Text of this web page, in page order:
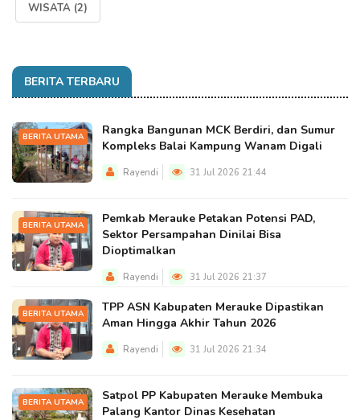
WISATA (2)
BERITA TERBARU
BERITA UTAMA
Rangka Bangunan MCK Berdiri, dan Sumur
Kompleks Balai Kampung Wanam Digali
Rayendi 31 Jul 2026 21:44
BERITA UTAMA
Pemkab Merauke Petakan Potensi PAD,
Sektor Persampahan Dinilai Bisa
Dioptimalkan
Rayendi 31 Jul 2026 21:37
BERITA UTAMA
TPP ASN Kabupaten Merauke Dipastikan
Aman Hingga Akhir Tahun 2026
Rayendi 31 Jul 2026 21:34
BERITA UTAMA
Satpol PP Kabupaten Merauke Membuka
Palang Kantor Dinas Kesehatan